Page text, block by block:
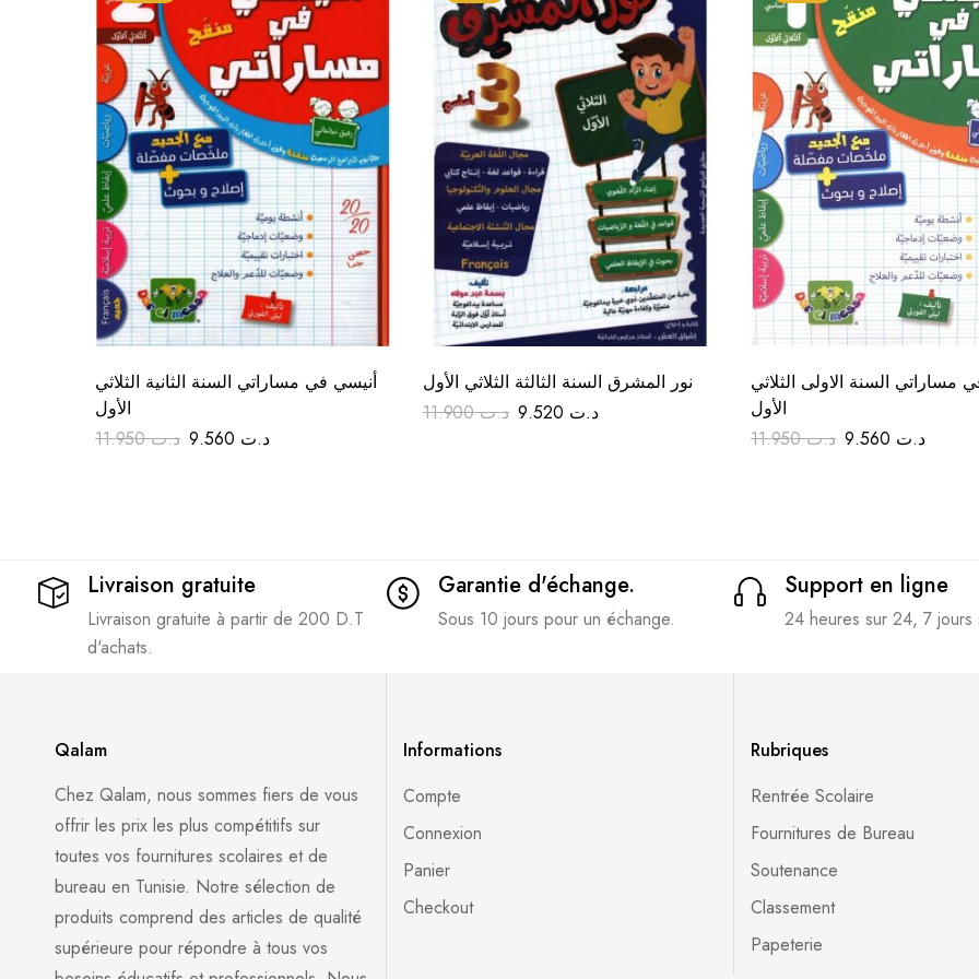
أنيسي في مساراتي السنة الثانية الثلاثي
الأول
د.ت11.950 د.ت
نور المشرق السنة الثالثة الثلاثي الأول
د.ت11.900 د.ت
مساراتي السنة الاولى الثلاثي
الأول
د.ت11.950 د.ت
Livraison gratuite
Livraison gratuite à partir de 200 D.T
d'achats.
Garantie d'échange.
Sous 10 jours pour un échange.
Support en ligne
24 heures sur 24, 7 jours
Qalam
Chez Qalam, nous sommes fiers de vous
offrir les prix les plus compétitifs sur
toutes vos fournitures scolaires et de
bureau en Tunisie. Notre sélection de
produits comprend des articles de qualité
supérieure pour répondre à tous vos
Informations
Compte
Connexion
Panier
Checkout
Rubriques
Rentrée Scolaire
Fournitures de Bureau
Soutenance
Classement
Papeterie